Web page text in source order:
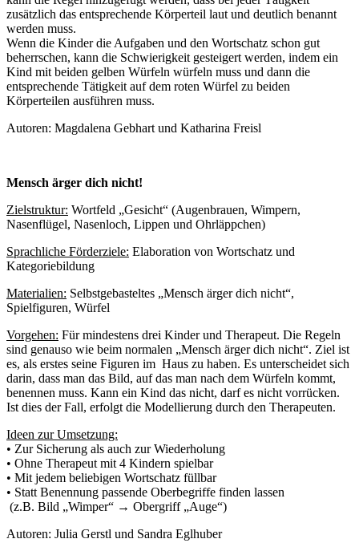
zusätzlich das entsprechende Körperteil laut und deutlich benannt
werden muss.
Wenn die Kinder die Aufgaben und den Wortschatz schon gut
beherrschen, kann die Schwierigkeit gesteigert werden, indem ein
Kind mit beiden gelben Würfeln würfeln muss und dann die
entsprechende Tätigkeit auf dem roten Würfel zu beiden
Körperteilen ausführen muss.
Autoren: Magdalena Gebhart und Katharina Freisl
Mensch ärger dich nicht!
Zielstruktur: Wortfeld „Gesicht“ (Augenbrauen, Wimpern,
Nasenflügel, Nasenloch, Lippen und Ohrläppchen)
Sprachliche Förderziele: Elaboration von Wortschatz und
Kategoriebildung
Materialien: Selbstgebasteltes „Mensch ärger dich nicht“,
Spielfiguren, Würfel
Vorgehen: Für mindestens drei Kinder und Therapeut. Die Regeln
sind genauso wie beim normalen „Mensch ärger dich nicht“. Ziel ist
es, als erstes seine Figuren im Haus zu haben. Es unterscheidet sich
darin, dass man das Bild, auf das man nach dem Würfeln kommt,
benennen muss. Kann ein Kind das nicht, darf es nicht vorrücken.
Ist dies der Fall, erfolgt die Modellierung durch den Therapeuten.
Ideen zur Umsetzung:
• Zur Sicherung als auch zur Wiederholung
• Ohne Therapeut mit 4 Kindern spielbar
• Mit jedem beliebigen Wortschatz füllbar
• Statt Benennung passende Oberbegriffe finden lassen
(z.B. Bild „Wimper“ → Obergriff „Auge“)
Autoren: Julia Gerstl und Sandra Eglhuber